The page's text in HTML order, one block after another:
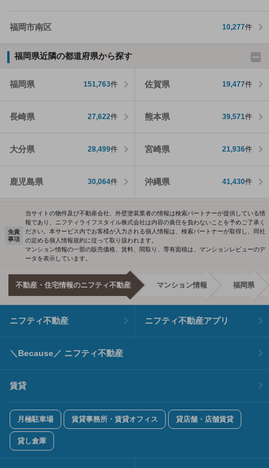
福岡市南区 10,277件
福岡県近隣の都道府県から探す
福岡県 151,763件 佐賀県 19,477件
長崎県 27,622件 熊本県 39,571件
大分県 28,499件 宮崎県 21,936件
鹿児島県 30,064件 沖縄県 41,430件
免責
事項
当サイトの物件及び不動産会社、外壁塗装業者の情報は検索パートナーが提供している情
報であり、ニフティライフスタイル株式会社は内容の責任を負わないことを予めご了承く
ださい。本サービス内でお客様が入力される個人情報は、検索パートナーが取得し、同社
の定める個人情報規約に従って取り扱われます。
マンション情報の一部の販売価格、賃料、間取り、専有面積は、マンションレビューのデ
ータを表示しています。
不動産・住宅情報のニフティ不動産 マンション情報 福岡県
ニフティ不動産 ニフティ不動産アプリ
＼Because／ ニフティ不動産
賃貸
月極駐車場 賃貸事務所・賃貸オフィス 貸店舗・店舗賃貸
貸し倉庫